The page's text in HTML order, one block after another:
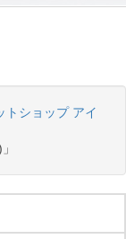
トショップ アイ